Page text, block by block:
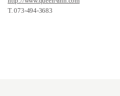
T. 073-494-3683